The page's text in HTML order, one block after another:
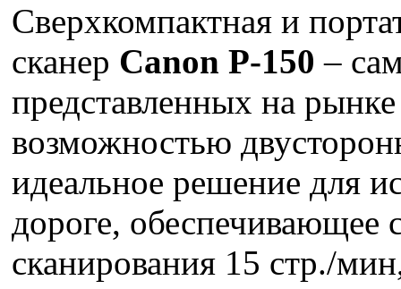
Сверхкомпактная и
сканер Canon P-150–
представленных на
возможностью
идеальное решение для
дороге, обеспечивающее
сканирования 15 стр./